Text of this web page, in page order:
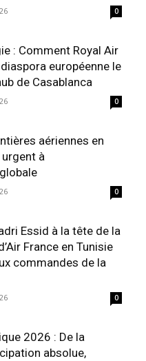
0
: Comment Royal Air
européenne le
de Casablanca
0
aériennes en
urgent à
0
Essid à la tête de la
France en Tunisie
commandes de la
0
2026 : De la
absolue,